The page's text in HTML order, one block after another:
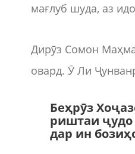
мағлуб шуда, аз
Дирӯз Сомон
овард. Ӯ Ли
Беҳрӯз
риштаи ҷудо
дар ин